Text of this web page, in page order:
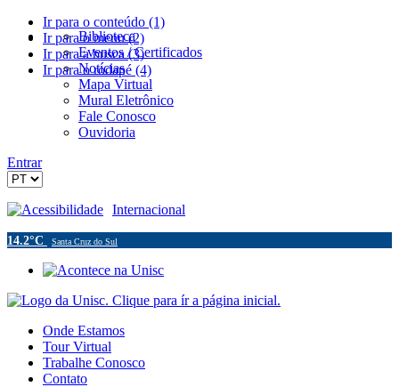
Ir para o conteúdo (1)
Ir para o menu (2)
Ir para a busca (3)
Ir para o rodapé (4)
Biblioteca
Eventos / Certificados
Notícias
Mapa Virtual
Mural Eletrônico
Fale Conosco
Ouvidoria
Entrar
Acessibilidade Internacional
14.2°C Santa Cruz do Sul
Onde Estamos
Tour Virtual
Trabalhe Conosco
Contato